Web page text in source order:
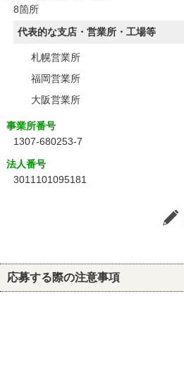
8箇所
代表的な支店・営業所・工場等
札幌営業所
福岡営業所
大阪営業所
事業所番号
1307-680253-7
法人番号
3011101095181
応募する際の注意事項